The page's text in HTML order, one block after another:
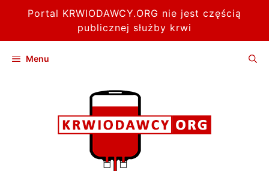
Portal KRWIODAWCY.ORG nie jest częścią
publicznej służby krwi
Menu